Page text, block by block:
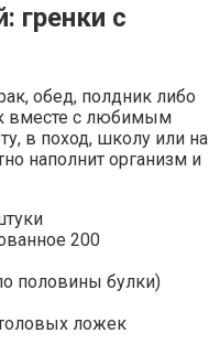
гренки с
обед, полдник либо
вместе с любимым
в поход, школу или на
наполнит организм и
200
половины булки)
ложек